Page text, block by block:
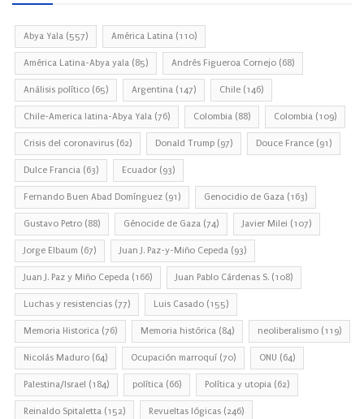
Abya Yala (557) América Latina (110)
América Latina-Abya yala (85) Andrés Figueroa Cornejo (68)
Análisis político (65) Argentina (147) Chile (146)
Chile-America latina-Abya Yala (76) Colombia (88) Colombia (109)
Crisis del coronavirus (62) Donald Trump (97) Douce France (91)
Dulce Francia (63) Ecuador (93)
Fernando Buen Abad Domínguez (91) Genocidio de Gaza (163)
Gustavo Petro (88) Génocide de Gaza (74) Javier Milei (107)
Jorge Elbaum (67) Juan J. Paz-y-Miño Cepeda (93)
Juan J. Paz y Miño Cepeda (166) Juan Pablo Cárdenas S. (108)
Luchas y resistencias (77) Luis Casado (155)
Memoria Historica (76) Memoria histórica (84) neoliberalismo (119)
Nicolás Maduro (64) Ocupación marroquí (70) ONU (64)
Palestina/Israel (184) política (66) Política y utopia (62)
Reinaldo Spitaletta (152) Revueltas lógicas (246)